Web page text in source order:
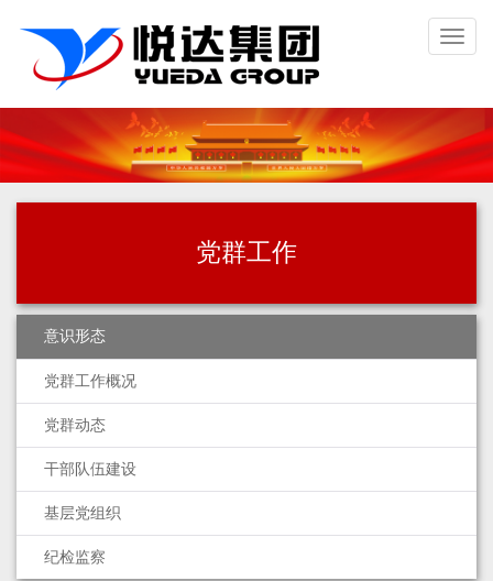
Toggle
党群工作
意识形态
党群工作概况
党群动态
干部队伍建设
基层党组织
纪检监察